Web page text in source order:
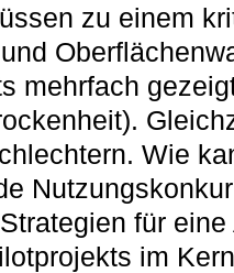
zu einem
mehrfach
Wie
für
im